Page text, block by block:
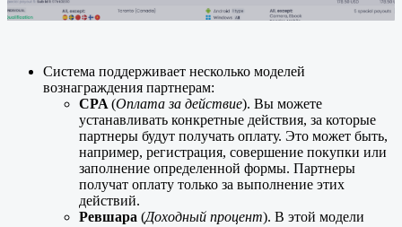
Система поддерживает несколько моделей
вознаграждения партнерам:
CPA (Оплата за действие). Вы можете
устанавливать конкретные действия, за которые
партнеры будут получать оплату. Это может быть,
например, регистрация, совершение покупки или
заполнение определенной формы. Партнеры
получат оплату только за выполнение этих
действий.
Ревшара (Доходный процент). В этой модели